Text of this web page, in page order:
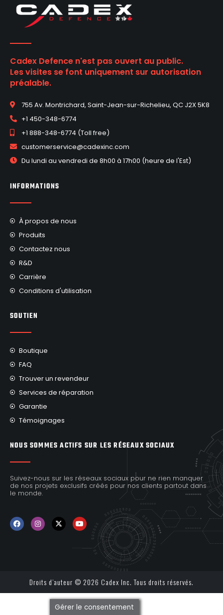
Cadex Defence n'est pas ouvert au public.
Les visites se font uniquement sur autorisation
préalable.
755 Av. Montrichard, Saint-Jean-sur-Richelieu, QC J2X 5K8
+1 450-348-6774
+1 888-348-6774 (Toll free)
customerservice@cadexinc.com
Du lundi au vendredi de 8h00 à 17h00 (heure de l'Est)
INFORMATIONS
À propos de nous
Produits
Contactez nous
R&D
Carrière
Conditions d'utilisation
SOUTIEN
Boutique
FAQ
Trouver un revendeur
Services de réparation
Garantie
Témoignages
NOUS SOMMES ACTIFS SUR LES RÉSEAUX SOCIAUX
Suivez-nous sur les réseaux sociaux pour ne rien manquer
de nos projets exclusifs créés pour nos clients partout dans
le monde.
Droits d’auteur © 2026 Cadex Inc. Tous droits réservés.
Gérer le consentement